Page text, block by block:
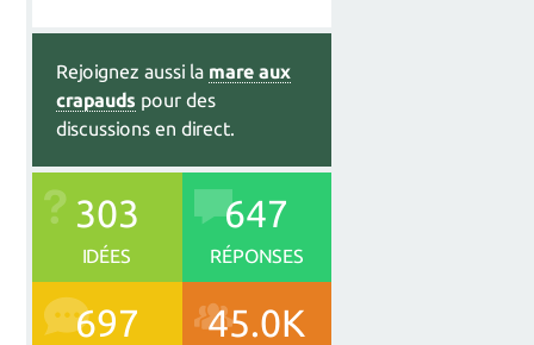
Rejoignez aussi la mare aux
crapauds pour des
discussions en direct.
303
IDÉES
647
RÉPONSES
697 45.0K